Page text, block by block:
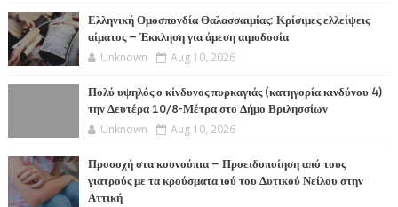
Ελληνική Ομοσπονδία Θαλασσαιμίας: Κρίσιμες ελλείψεις
αίματος – Έκκληση για άμεση αιμοδοσία
Unknown Aug 10, 2026
Πολύ υψηλός ο κίνδυνος πυρκαγιάς (κατηγορία κινδύνου 4)
την Δευτέρα 10/8-Μέτρα στο Δήμο Βριλησσίων
Unknown Aug 10, 2026
Προσοχή στα κουνούπια – Προειδοποίηση από τους
γιατρούς με τα κρούσματα ιού του Δυτικού Νείλου στην
Αττική